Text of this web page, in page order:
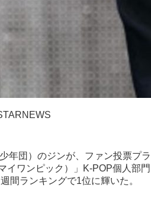
年団）のジンが、ファン投票プラ
イワンピック）」K-POP個人部門
間ランキングで1位に輝いた。